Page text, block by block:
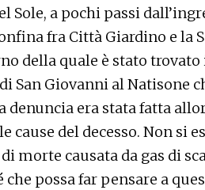
Sole, a pochi passi
fra Città Giardino e la
della quale è stato
San Giovanni al Natisone
denuncia era stata fatta
cause del decesso. Non si
morte causata da gas di
possa far pensare a